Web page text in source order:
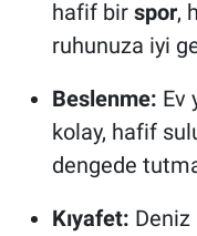
hafif bir spor,
ruhunuza iyi
Beslenme: Ev
kolay, hafif
dengede
Kıyafet: